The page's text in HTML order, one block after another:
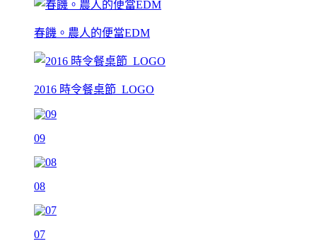
春饑。農人的便當EDM
2016 時令餐桌節_LOGO
09
08
07